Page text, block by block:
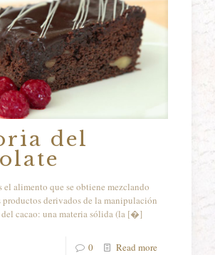
del
el alimento que se obtiene mezclando
productos derivados de la manipulación
cacao: una materia sólida (la[�]
0 Read more